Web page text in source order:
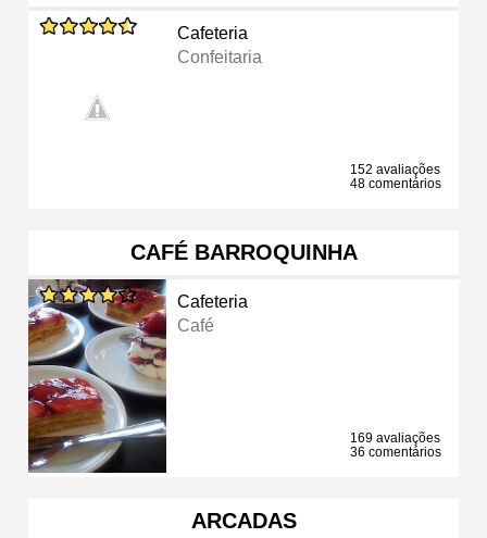
Cafeteria
Confeitaria
152 avaliações
48 comentários
CAFÉ BARROQUINHA
Cafeteria
Café
169 avaliações
36 comentários
ARCADAS